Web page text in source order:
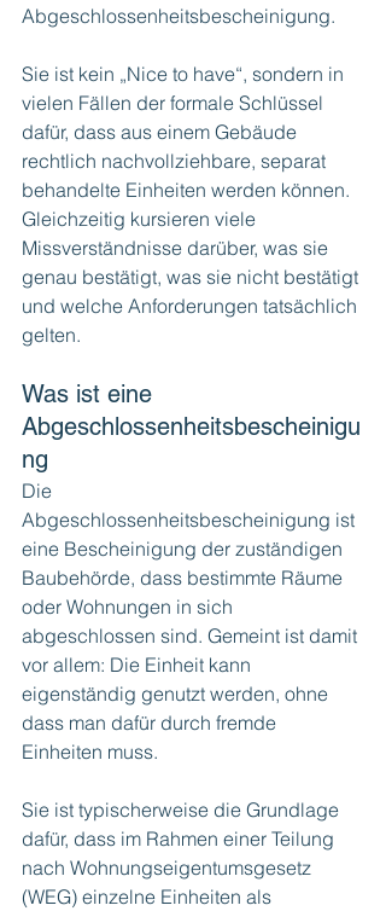
Abgeschlossenheitsbescheinigung.
Sie ist kein „Nice to have“, sondern in
vielen Fällen der formale Schlüssel
dafür, dass aus einem Gebäude
rechtlich nachvollziehbare, separat
behandelte Einheiten werden können.
Gleichzeitig kursieren viele
Missverständnisse darüber, was sie
genau bestätigt, was sie nicht bestätigt
und welche Anforderungen tatsächlich
gelten.
Was ist eine
Abgeschlossenheitsbescheinigu
ng
Die
Abgeschlossenheitsbescheinigung ist
eine Bescheinigung der zuständigen
Baubehörde, dass bestimmte Räume
oder Wohnungen in sich
abgeschlossen sind. Gemeint ist damit
vor allem: Die Einheit kann
eigenständig genutzt werden, ohne
dass man dafür durch fremde
Einheiten muss.
Sie ist typischerweise die Grundlage
dafür, dass im Rahmen einer Teilung
nach Wohnungseigentumsgesetz
(WEG) einzelne Einheiten als